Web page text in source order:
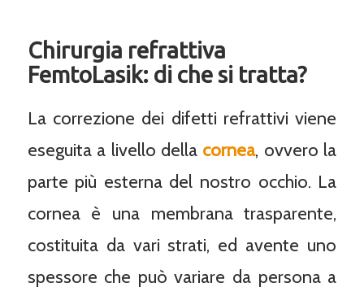
Chirurgia refrattiva
FemtoLasik: di che si tratta?
La correzione dei difetti refrattivi viene
eseguita a livello della cornea, ovvero la
parte più esterna del nostro occhio. La
cornea è una membrana trasparente,
costituita da vari strati, ed avente uno
spessore che può variare da persona a